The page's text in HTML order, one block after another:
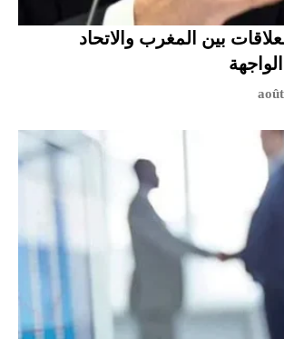
بين المغرب والاتحاد